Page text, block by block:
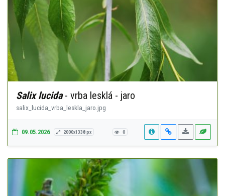
Salix lucida- vrba lesklá - jaro
salix_lucida_vrba_leskla_jaro.jpg
09.05.2026 2000x1338 px 0